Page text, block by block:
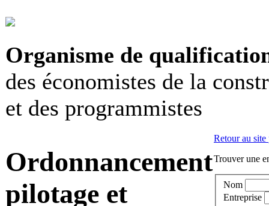
Organisme de
des économistes de la
et des programmistes
Ordonnancement
pilotage et
Retour au
Trouver une
Nom
Entreprise